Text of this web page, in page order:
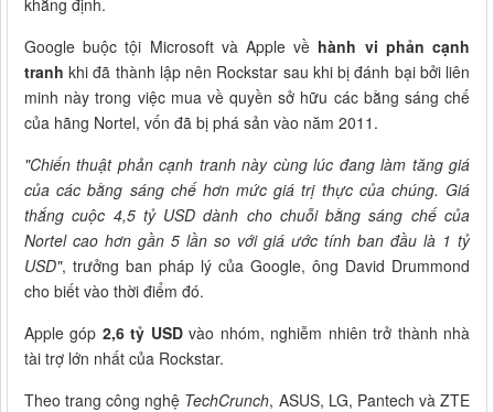
Google buộc tội Microsoft và Apple về hành vi phản cạnh
tranh khi đã thành lập nên Rockstar sau khi bị đánh bại bởi liên
minh này trong việc mua về quyền sở hữu các bằng sáng chế
của hãng Nortel, vốn đã bị phá sản vào năm 2011.
"Chiến thuật phản cạnh tranh này cùng lúc đang làm tăng giá
của các bằng sáng chế hơn mức giá trị thực của chúng. Giá
thắng cuộc 4,5 tỷ USD dành cho chuỗi bằng sáng chế của
Nortel cao hơn gần 5 lần so với giá ước tính ban đầu là 1 tỷ
USD", trưởng ban pháp lý của Google, ông David Drummond
cho biết vào thời điểm đó.
Apple góp 2,6 tỷ USDvào nhóm, nghiễm nhiên trở thành nhà
tài trợ lớn nhất của Rockstar.
Theo trang công nghệ TechCrunch, ASUS, LG, Pantech và ZTE